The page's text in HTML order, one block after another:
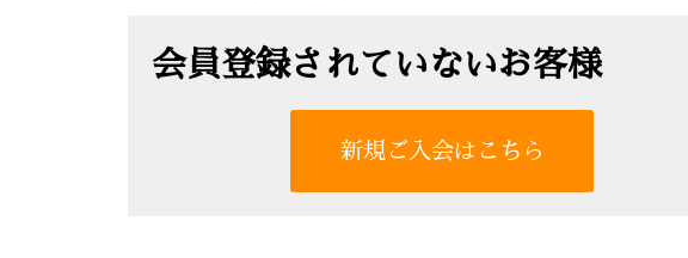
会員登録されていないお客様
新規ご入会はこちら